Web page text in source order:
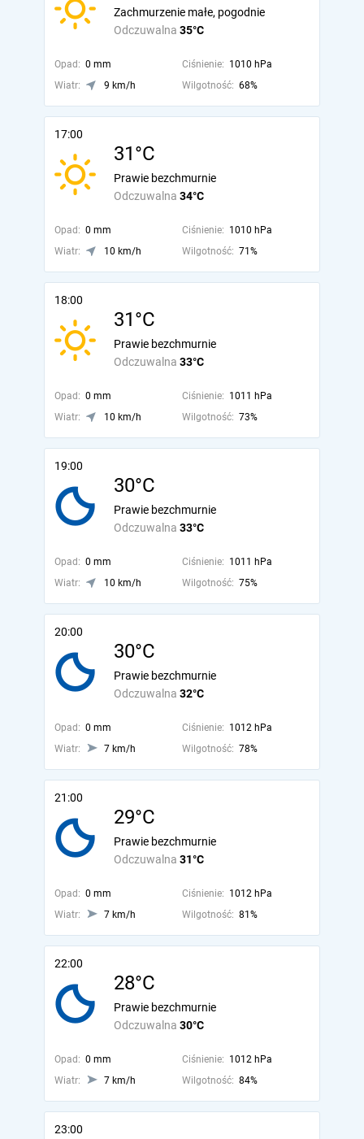
Odczuwalna 35°C
Zachmurzenie małe, pogodnie
Opad: 0 mm Ciśnienie: 1010 hPa
Wiatr:
9 km/h Wilgotność: 68%
17:00
31°C
Odczuwalna 34°C
Prawie bezchmurnie
Opad: 0 mm Ciśnienie: 1010 hPa
Wiatr:
10 km/h Wilgotność: 71%
18:00
31°C
Odczuwalna 33°C
Prawie bezchmurnie
Opad: 0 mm Ciśnienie: 1011 hPa
Wiatr:
10 km/h Wilgotność: 73%
19:00
30°C
Odczuwalna 33°C
Prawie bezchmurnie
Opad: 0 mm Ciśnienie: 1011 hPa
Wiatr:
10 km/h Wilgotność: 75%
20:00
30°C
Odczuwalna 32°C
Prawie bezchmurnie
Opad: 0 mm Ciśnienie: 1012 hPa
Wiatr:
7 km/h Wilgotność: 78%
21:00
29°C
Odczuwalna 31°C
Prawie bezchmurnie
Opad: 0 mm Ciśnienie: 1012 hPa
Wiatr:
7 km/h Wilgotność: 81%
22:00
28°C
Odczuwalna 30°C
Prawie bezchmurnie
Opad: 0 mm Ciśnienie: 1012 hPa
Wiatr:
7 km/h Wilgotność: 84%
23:00